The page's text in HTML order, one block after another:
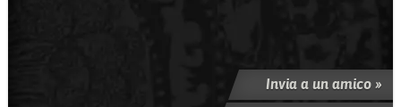
Invia a un amico »